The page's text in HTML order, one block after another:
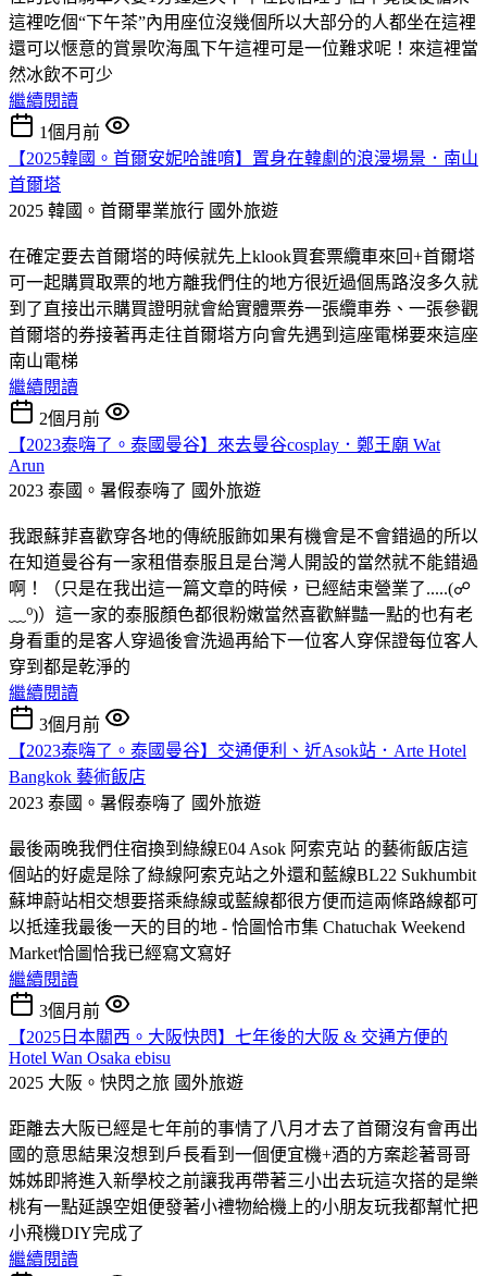
這裡吃個“下午茶”內用座位沒幾個所以大部分的人都坐在這裡
還可以愜意的賞景吹海風下午這裡可是一位難求呢！來這裡當
然冰飲不可少
繼續閱讀
1個月前
【2025韓國。首爾安妮哈誰唷】置身在韓劇的浪漫場景．南山
首爾塔
2025 韓國。首爾畢業旅行 國外旅遊
在確定要去首爾塔的時候就先上klook買套票纜車來回+首爾塔
可一起購買取票的地方離我們住的地方很近過個馬路沒多久就
到了直接出示購買證明就會給實體票券一張纜車券、一張參觀
首爾塔的券接著再走往首爾塔方向會先遇到這座電梯要來這座
南山電梯
繼續閱讀
2個月前
【2023泰嗨了。泰國曼谷】來去曼谷cosplay．鄭王廟 Wat
Arun
2023 泰國。暑假泰嗨了 國外旅遊
我跟蘇菲喜歡穿各地的傳統服飾如果有機會是不會錯過的所以
在知道曼谷有一家租借泰服且是台灣人開設的當然就不能錯過
啊！（只是在我出這一篇文章的時候，已經結束營業了.....(☍
﹏⁰)）這一家的泰服顏色都很粉嫩當然喜歡鮮豔一點的也有老
身看重的是客人穿過後會洗過再給下一位客人穿保證每位客人
穿到都是乾淨的
繼續閱讀
3個月前
【2023泰嗨了。泰國曼谷】交通便利、近Asok站．Arte Hotel
Bangkok 藝術飯店
2023 泰國。暑假泰嗨了 國外旅遊
最後兩晚我們住宿換到綠線E04 Asok 阿索克站 的藝術飯店這
個站的好處是除了綠線阿索克站之外還和藍線BL22 Sukhumbit
蘇坤蔚站相交想要搭乘綠線或藍線都很方便而這兩條路線都可
以抵達我最後一天的目的地 - 恰圖恰市集 Chatuchak Weekend
Market恰圖恰我已經寫文寫好
繼續閱讀
3個月前
【2025日本關西。大阪快閃】七年後的大阪 & 交通方便的
Hotel Wan Osaka ebisu
2025 大阪。快閃之旅 國外旅遊
距離去大阪已經是七年前的事情了八月才去了首爾沒有會再出
國的意思結果沒想到戶長看到一個便宜機+酒的方案趁著哥哥
姊姊即將進入新學校之前讓我再帶著三小出去玩這次搭的是樂
桃有一點延誤空姐便發著小禮物給機上的小朋友玩我都幫忙把
小飛機DIY完成了
繼續閱讀